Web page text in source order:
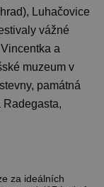
Luhačovice
vážné
a
muzeum v
památná
Radegasta,
za ideálních